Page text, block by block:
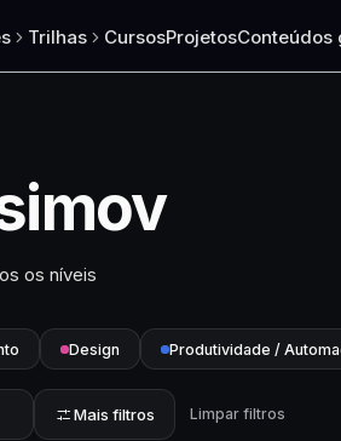
Trilhas CursosProjetosConteúdos
os níveis
Design Produtividade /
Mais filtros Limpar filtros